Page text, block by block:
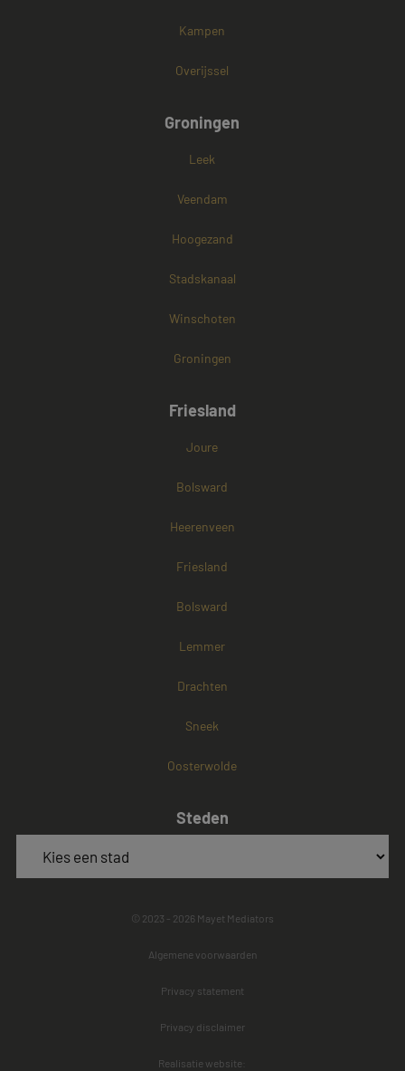
Kampen
Overijssel
Groningen
Leek
Veendam
Hoogezand
Stadskanaal
Winschoten
Groningen
Friesland
Joure
Bolsward
Heerenveen
Friesland
Bolsward
Lemmer
Drachten
Sneek
Oosterwolde
Steden
© 2023 - 2026 Mayet Mediators
Algemene voorwaarden
Privacy statement
Privacy disclaimer
Realisatie website: